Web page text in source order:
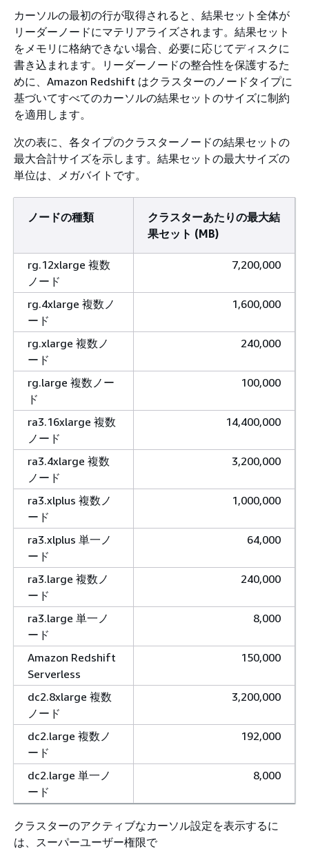
カーソルの最初の行が取得されると、結果セット全体が
リーダーノードにマテリアライズされます。結果セット
をメモリに格納できない場合、必要に応じてディスクに
書き込まれます。リーダーノードの整合性を保護するた
めに、Amazon Redshift はクラスターのノードタイプに
基づいてすべてのカーソルの結果セットのサイズに制約
を適用します。
次の表に、各タイプのクラスターノードの結果セットの
最大合計サイズを示します。結果セットの最大サイズの
単位は、メガバイトです。
ノードの種類
クラスターあたりの最大結
果セット (MB)
rg.12xlarge 複数
ノード
7,200,000
rg.4xlarge 複数ノ
ード
1,600,000
rg.xlarge 複数ノ
ード
240,000
rg.large 複数ノー
ド
100,000
ra3.16xlarge 複数
ノード
14,400,000
ra3.4xlarge 複数
ノード
3,200,000
ra3.xlplus 複数ノ
ード
1,000,000
ra3.xlplus 単一ノ
ード
64,000
ra3.large 複数ノ
ード
240,000
ra3.large 単一ノ
ード
8,000
Amazon Redshift
Serverless
150,000
dc2.8xlarge 複数
ノード
3,200,000
dc2.large 複数ノ
ード
192,000
dc2.large 単一ノ
ード
8,000
クラスターのアクティブなカーソル設定を表示するに
は、スーパーユーザー権限で